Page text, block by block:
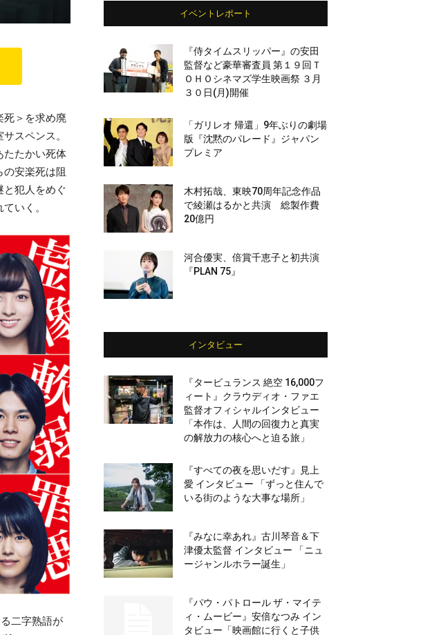
死＞を求め廃
スペンス。
たたかい死体
安楽死は阻
と犯人をめぐ
いく。
二字熟語が
イベントレポート
『侍タイムスリッパー』の安田
監督など豪華審査員 第１９回Ｔ
ＯＨＯシネマズ学生映画祭 ３月
３０日(月)開催
「ガリレオ 帰還」9年ぶりの劇場
版『沈黙のパレード』ジャパン
プレミア
木村拓哉、東映70周年記念作品
で綾瀬はるかと共演 総製作費
20億円
河合優実、倍賞千恵子と初共演
『PLAN 75』
インタビュー
『タービュランス 絶空 16,000フ
ィート』クラウディオ・ファエ
監督オフィシャルインタビュー
「本作は、人間の回復力と真実
の解放力の核心へと迫る旅」
『すべての夜を思いだす』見上
愛 インタビュー 「ずっと住んで
いる街のような大事な場所」
『みなに幸あれ』古川琴音＆下
津優太監督 インタビュー 「ニュ
ージャンルホラー誕生」
『パウ・パトロール ザ・マイテ
ィ・ムービー』安倍なつみ イン
タビュー「映画館に行くと子供